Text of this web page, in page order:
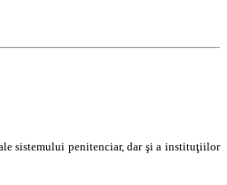
sistemului penitenciar, dar şi a instituţiilor